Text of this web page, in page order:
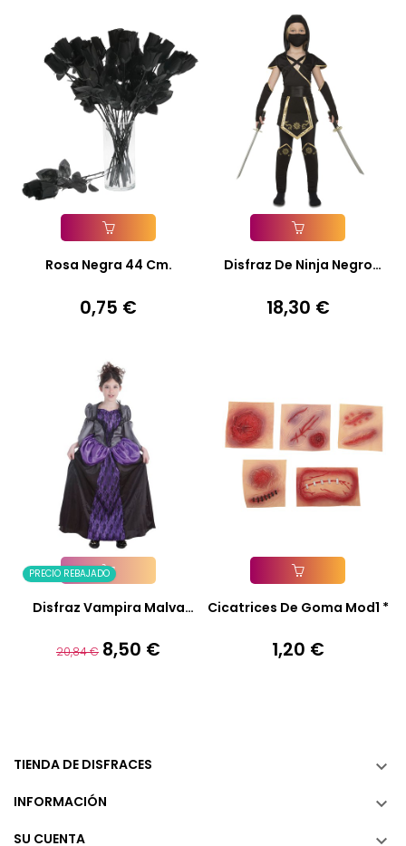
Añadir A La Cesta
Rosa Negra 44 Cm.
Precio
0,75 €
Añadir A La Cesta
Disfraz De Ninja Negro
Precio
18,30 €
PRECIO REBAJADO
Añadir A La Cesta
Disfraz Vampira Malva
Precio
20,84 € Precio
8,50 €
Añadir A La Cesta
Cicatrices De Goma Mod1 *
Precio
1,20 €
TIENDA DE DISFRACES 
INFORMACIÓN 
SU CUENTA